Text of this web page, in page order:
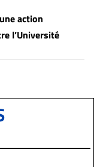
action
l’Université